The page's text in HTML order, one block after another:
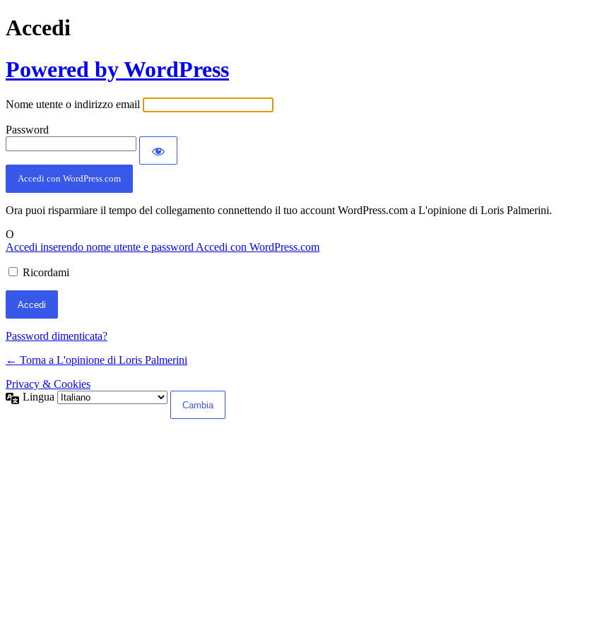
Accedi
Powered by WordPress
Nome utente o indirizzo email
Password
Accedi con WordPress.com
Ora puoi risparmiare il tempo del collegamento connettendo il tuo account WordPress.com a L'opinione di Loris Palmerini.
O
Accedi inserendo nome utente e password Accedi con WordPress.com
Ricordami
Password dimenticata?
← Torna a L'opinione di Loris Palmerini
Privacy & Cookies
Lingua